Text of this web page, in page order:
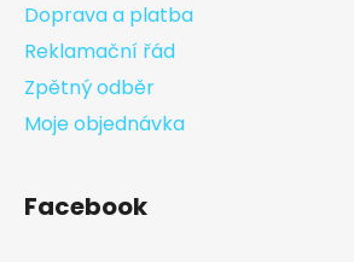
Doprava a platba
Reklamační řád
Zpětný odběr
Moje objednávka
Facebook